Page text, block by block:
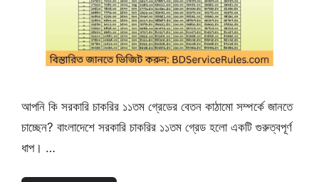
আপনি কি সরকারি চাকরির ১১তম গ্রেডের বেতন কাঠামো সম্পর্কে জানতে
চাচ্ছেন? বাংলাদেশে সরকারি চাকরির ১১তম গ্রেড হলো একটি গুরুত্বপূর্ণ
ধাপ। …